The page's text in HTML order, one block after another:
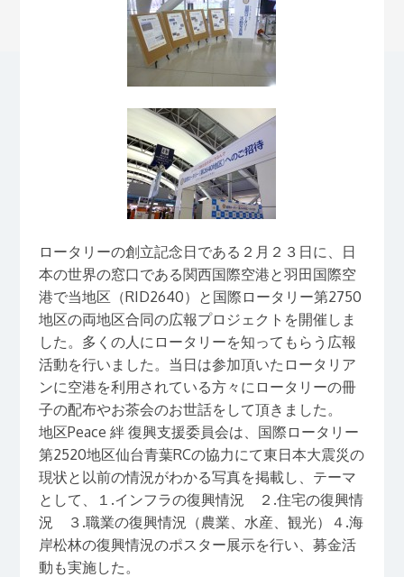
ロータリーの創立記念日である２月２３日に、日
本の世界の窓口である関西国際空港と羽田国際空
港で当地区（RID2640）と国際ロータリー第2750
地区の両地区合同の広報プロジェクトを開催しま
した。多くの人にロータリーを知ってもらう広報
活動を行いました。当日は参加頂いたロータリア
ンに空港を利用されている方々にロータリーの冊
子の配布やお茶会のお世話をして頂きました。
地区Peace 絆 復興支援委員会は、国際ロータリー
第2520地区仙台青葉RCの協力にて東日本大震災の
現状と以前の情況がわかる写真を掲載し、テーマ
として、１.インフラの復興情況 ２.住宅の復興情
況 ３.職業の復興情況（農業、水産、観光）４.海
岸松林の復興情況のポスター展示を行い、募金活
動も実施した。